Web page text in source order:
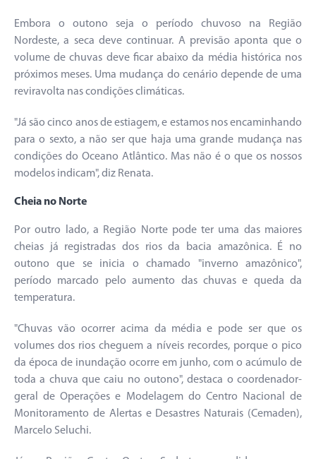
Embora o outono seja o período chuvoso na Região
Nordeste, a seca deve continuar. A previsão aponta que o
volume de chuvas deve ficar abaixo da média histórica nos
próximos meses. Uma mudança do cenário depende de uma
reviravolta nas condições climáticas.
"Já são cinco anos de estiagem, e estamos nos encaminhando
para o sexto, a não ser que haja uma grande mudança nas
condições do Oceano Atlântico. Mas não é o que os nossos
modelos indicam", diz Renata.
Cheia no Norte
Por outro lado, a Região Norte pode ter uma das maiores
cheias já registradas dos rios da bacia amazônica. É no
outono que se inicia o chamado "inverno amazônico",
período marcado pelo aumento das chuvas e queda da
temperatura.
"Chuvas vão ocorrer acima da média e pode ser que os
volumes dos rios cheguem a níveis recordes, porque o pico
da época de inundação ocorre em junho, com o acúmulo de
toda a chuva que caiu no outono", destaca o coordenador-
geral de Operações e Modelagem do Centro Nacional de
Monitoramento de Alertas e Desastres Naturais (Cemaden),
Marcelo Seluchi.